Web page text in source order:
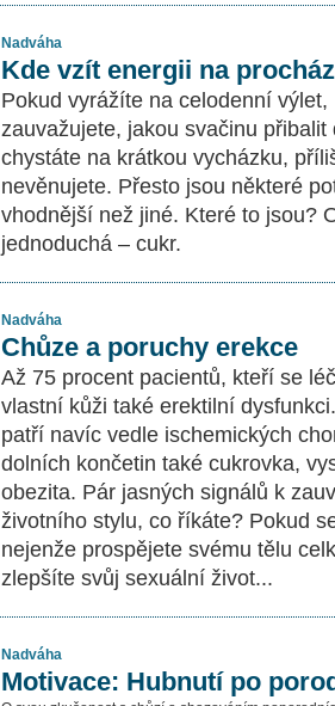
Nadváha
Kde vzít energii na
Pokud vyrážíte na celodenní výlet,
zauvažujete, jakou svačinu
chystáte na krátkou vycházku,
nevěnujete. Přesto jsou některé
vhodnější než jiné. Které to jsou?
jednoduchá – cukr.
Nadváha
Chůze a poruchy erekce
Až 75 procent pacientů, kteří se
vlastní kůži také erektilní
patří navíc vedle ischemických
dolních končetin také cukrovka,
obezita. Pár jasných signálů k
životního stylu, co říkáte? Pokud
nejenže prospějete svému tělu
zlepšíte svůj sexuální život...
Nadváha
Motivace: Hubnutí po